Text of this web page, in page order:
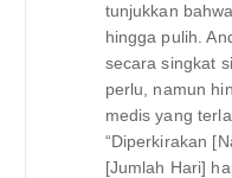
tunjukkan
hingga pulih.
secara singkat
perlu, namun
medis yang
“Diperkirakan
[Jumlah Hari]